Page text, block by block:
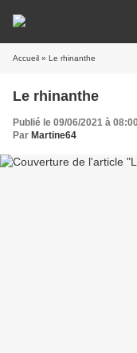
Accueil » Le rhinanthe
Le rhinanthe
Publié le 09/06/2021 à
Par Martine64